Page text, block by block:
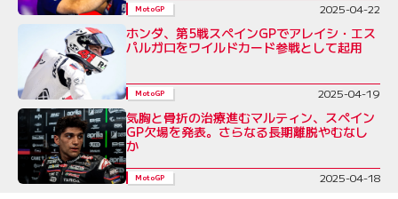
MotoGP 2025-04-22
ホンダ、第5戦スペインGPでアレイシ・エス
パルガロをワイルドカード参戦として起用
MotoGP 2025-04-19
気胸と骨折の治療進むマルティン、スペイン
GP欠場を発表。さらなる長期離脱やむなし
か
MotoGP 2025-04-18